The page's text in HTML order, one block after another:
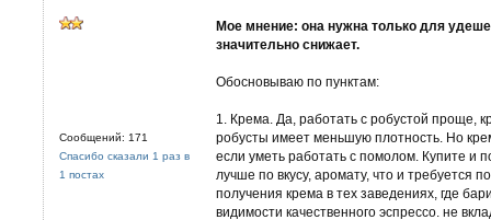
Сообщений: 171
Спасибо сказали 1 раз в
1 постах
Мое мнение: она нужна только для
значительно снижает.
Обосновываю по пунктам:
1. Крема. Да, работать с робустой проще,
робусты имеет меньшую плотность. Но
если уметь работать с помолом. Купите и
лучше по вкусу, аромату, что и требуется
получения крема в тех заведениях, где
видимости качественного эспрессо. не